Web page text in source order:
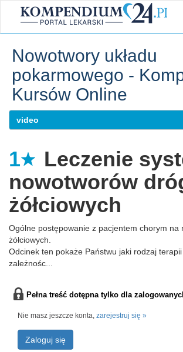
Nowotwory układu
pokarmowego -
Kursów Online
video
1
Leczenie
nowotworów
żółciowych
Ogólne postępowanie z pacjentem chorym na
żółciowych.
Odcinek ten pokaże Państwu jaki rodzaj
zależnośc...
Pełna treść dotępna tylko dla
Nie masz jeszcze konta, zarejestruj się »
Zaloguj się